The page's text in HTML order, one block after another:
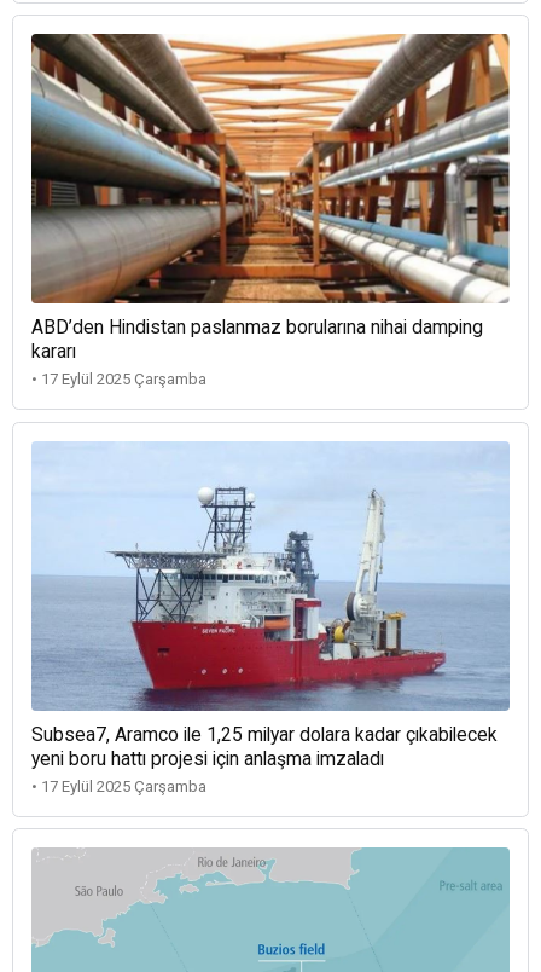
ABD’den Hindistan paslanmaz borularına nihai damping
kararı
• 17 Eylül 2025 Çarşamba
Subsea7, Aramco ile 1,25 milyar dolara kadar çıkabilecek
yeni boru hattı projesi için anlaşma imzaladı
• 17 Eylül 2025 Çarşamba